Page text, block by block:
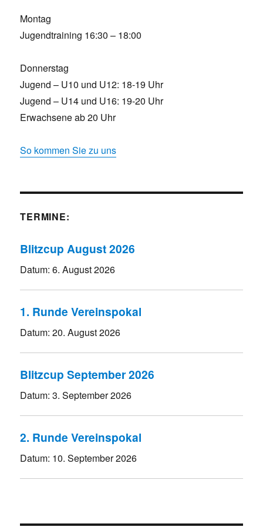
Montag
Jugendtraining 16:30 – 18:00
Donnerstag
Jugend – U10 und U12: 18-19 Uhr
Jugend – U14 und U16: 19-20 Uhr
Erwachsene ab 20 Uhr
So kommen Sie zu uns
TERMINE:
Blitzcup August 2026
Datum:6. August 2026
1. Runde Vereinspokal
Datum:20. August 2026
Blitzcup September 2026
Datum:3. September 2026
2. Runde Vereinspokal
Datum: 10. September 2026